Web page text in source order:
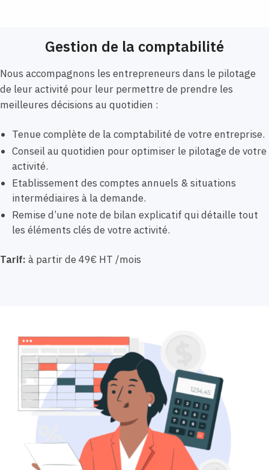
Gestion de la comptabilité
Nous accompagnons les entrepreneurs dans le pilotage
de leur activité pour leur permettre de prendre les
meilleures décisions au quotidien :
Tenue complète de la comptabilité de votre entreprise.
Conseil au quotidien pour optimiser le pilotage de votre
activité.
Etablissement des comptes annuels & situations
intermédiaires à la demande.
Remise d’une note de bilan explicatif qui détaille tout
les éléments clés de votre activité.
Tarif: à partir de 49€ HT /mois